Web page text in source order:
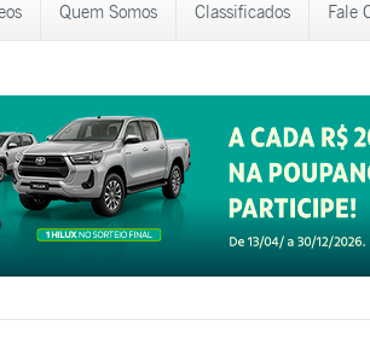
Quem Somos Classificados Fale